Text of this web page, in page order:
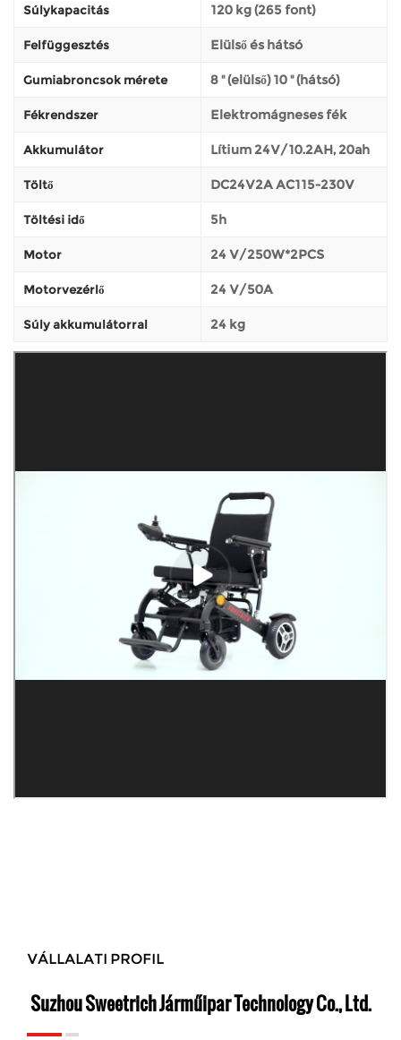
Súlykapacitás 120 kg (265 font)
Felfüggesztés Elülső és hátsó
Gumiabroncsok mérete 8 '' (elülső) 10 '' (hátsó)
Fékrendszer Elektromágneses fék
Akkumulátor Lítium 24V/10.2AH, 20ah
Töltő DC24V2A AC115-230V
Töltési idő 5h
Motor 24 V/250W*2PCS
Motorvezérlő 24 V/50A
Súly akkumulátorral 24 kg
VÁLLALATI PROFIL
Suzhou Sweetrich Járműipar Technology Co., Ltd.